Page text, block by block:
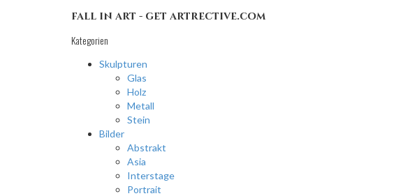
fall in art - get artrective.com
Kategorien
Skulpturen
Glas
Holz
Metall
Stein
Bilder
Abstrakt
Asia
Interstage
Portrait